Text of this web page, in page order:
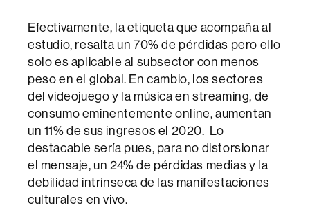
Efectivamente, la etiqueta que acompaña al
estudio, resalta un 70% de pérdidas pero ello
solo es aplicable al subsector con menos
peso en el global. En cambio, los sectores
del videojuego y la música en streaming, de
consumo eminentemente online, aumentan
un 11% de sus ingresos el 2020. Lo
destacable sería pues, para no distorsionar
el mensaje, un 24% de pérdidas medias y la
debilidad intrínseca de las manifestaciones
culturales en vivo.